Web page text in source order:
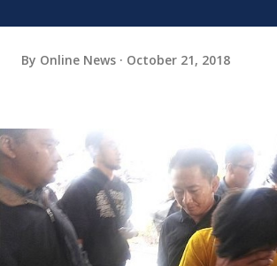
By Online News October 21, 2018